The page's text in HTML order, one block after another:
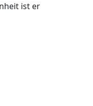
ist er